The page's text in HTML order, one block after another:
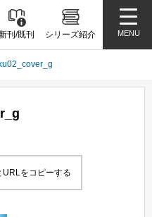
刊/既刊 シリーズ紹介 MENU
URLをコピーする